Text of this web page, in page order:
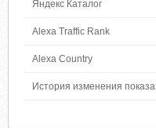
Яндекс Каталог
Alexa Traffic Rank
Alexa Country
История изменения